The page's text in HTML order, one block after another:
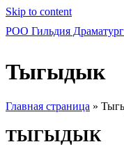
Skip to content
РОО Гильдия
Тыгыдык
Главная страница »
ТЫГЫДЫК